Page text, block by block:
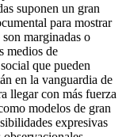
suponen un gran
para mostrar
marginadas o
medios de
que pueden
en la vanguardia de
llegar con más fuerza
modelos de gran
expresivas